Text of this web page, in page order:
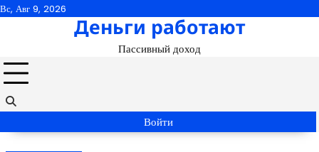
Перейти
Вс, Авг 9, 2026
Деньги работают
Пассивный доход
Войти